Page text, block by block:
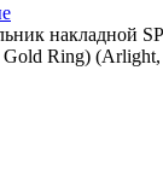
накладной
Ring)